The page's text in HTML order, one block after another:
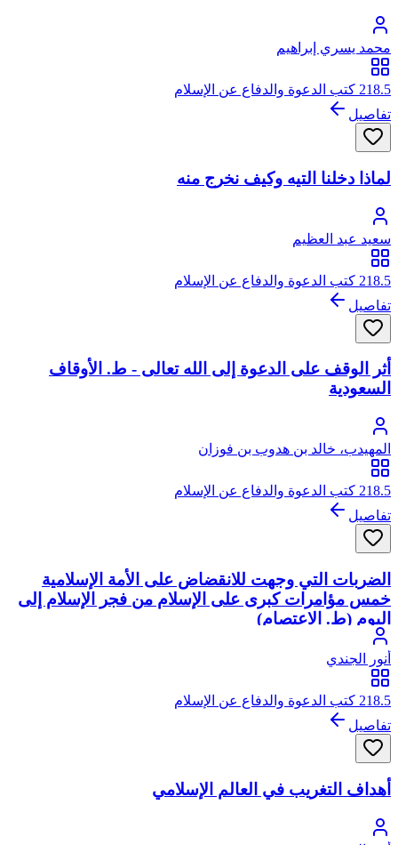
محمد يسري إبراهيم
218.5 كتب الدعوة والدفاع عن الإسلام
تفاصيل
لماذا دخلنا التيه وكيف نخرج منه
سعيد عبد العظيم
218.5 كتب الدعوة والدفاع عن الإسلام
تفاصيل
أثر الوقف على الدعوة إلى الله تعالى - ط. الأوقاف
السعودية
المهيدب، خالد بن هدوب بن فوزان
218.5 كتب الدعوة والدفاع عن الإسلام
تفاصيل
الضربات التي وجهت للانقضاض على الأمة الإسلامية
خمس مؤامرات كبرى على الإسلام من فجر الإسلام إلى
اليوم (ط. الاعتصام)
أنور الجندي
218.5 كتب الدعوة والدفاع عن الإسلام
تفاصيل
أهداف التغريب في العالم الإسلامي